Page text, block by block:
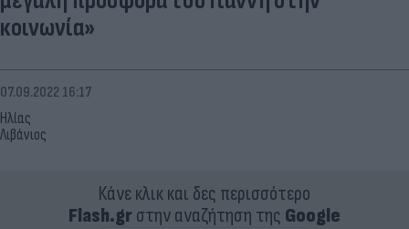
κοινωνία»
Ηλίας
Λιβάνιος
07.09.2022 16:17
Κάνε κλικ και δες περισσότερο
Flash.grστην αναζήτηση της Google